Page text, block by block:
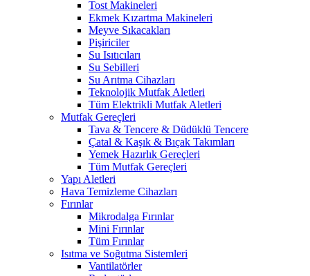
Tost Makineleri
Ekmek Kızartma Makineleri
Meyve Sıkacakları
Pişiriciler
Su Isıtıcıları
Su Sebilleri
Su Arıtma Cihazları
Teknolojik Mutfak Aletleri
Tüm Elektrikli Mutfak Aletleri
Mutfak Gereçleri
Tava & Tencere & Düdüklü Tencere
Çatal & Kaşık & Bıçak Takımları
Yemek Hazırlık Gereçleri
Tüm Mutfak Gereçleri
Yapı Aletleri
Hava Temizleme Cihazları
Fırınlar
Mikrodalga Fırınlar
Mini Fırınlar
Tüm Fırınlar
Isıtma ve Soğutma Sistemleri
Vantilatörler